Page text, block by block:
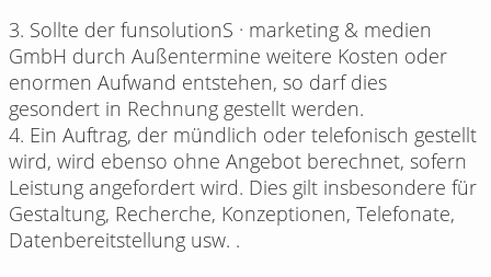
3. Sollte der funsolutionS · marketing & medien
GmbH durch Außentermine weitere Kosten oder
enormen Aufwand entstehen, so darf dies
gesondert in Rechnung gestellt werden.
4. Ein Auftrag, der mündlich oder telefonisch gestellt
wird, wird ebenso ohne Angebot berechnet, sofern
Leistung angefordert wird. Dies gilt insbesondere für
Gestaltung, Recherche, Konzeptionen, Telefonate,
Datenbereitstellung usw. .